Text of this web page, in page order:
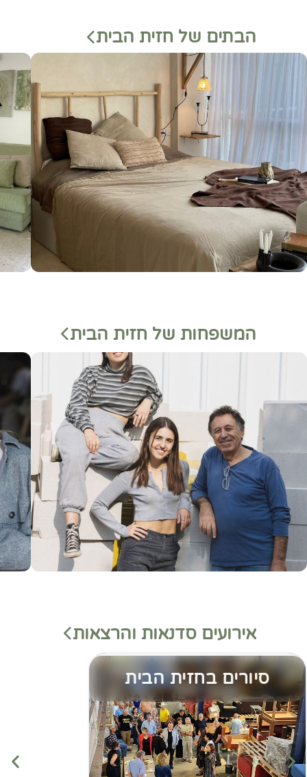
הבתים של חזית הבית
המשפחות של חזית הבית
אירועים סדנאות והרצאות
סיורים בחזית הבית